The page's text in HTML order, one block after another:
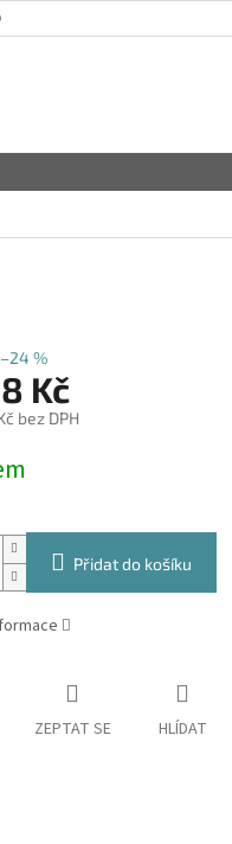
–24 %
Kč
bez DPH
Přidat do košíku
ZEPTAT SE HLÍDAT